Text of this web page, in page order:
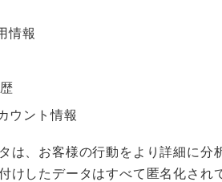
情報
ウント情報
は、お客様の行動をより詳細に
けしたデータはすべて匿名化され